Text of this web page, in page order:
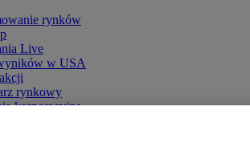
rynków
Live
w USA
rynkowy
korporacyjne